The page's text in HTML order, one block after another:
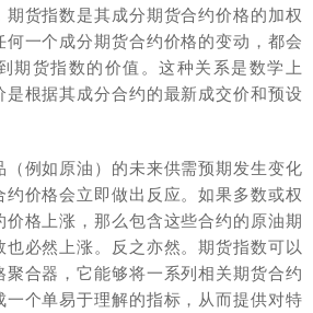
期货指数是其成分期货合约价格的加权
一个成分期货合约价格的变动，都会
期货指数的价值。这种关系是数学上
是根据其成分合约的最新成交价和预设
（例如原油）的未来供需预期发生变化
约价格会立即做出反应。如果多数或权
格上涨，那么包含这些合约的原油期
必然上涨。反之亦然。期货指数可以
合器，它能够将一系列相关期货合约
一个单易于理解的指标，从而提供对特